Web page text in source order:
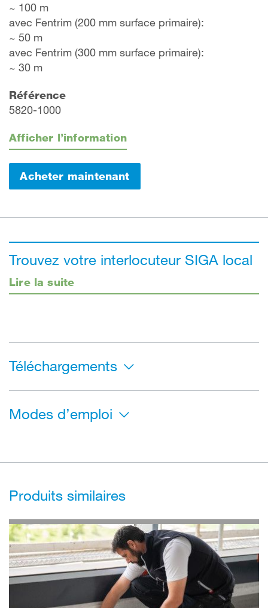
~ 100 m
avec Fentrim (200 mm surface primaire):
~ 50 m
avec Fentrim (300 mm surface primaire):
~ 30 m
Référence
5820-1000
Afficher l’information
Acheter maintenant
Trouvez votre interlocuteur SIGA local
Lire la suite
Téléchargements
Modes d’emploi
Produits similaires